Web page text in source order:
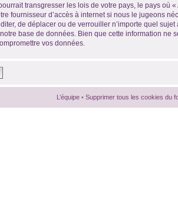
transgresser les lois de votre pays, le pays où «
fournisseur d’accès à internet si nous le jugeons
de déplacer ou de verrouiller n’importe quel
base de données. Bien que cette information ne
vos données.
L’équipe • Supprimer tous les cookies du